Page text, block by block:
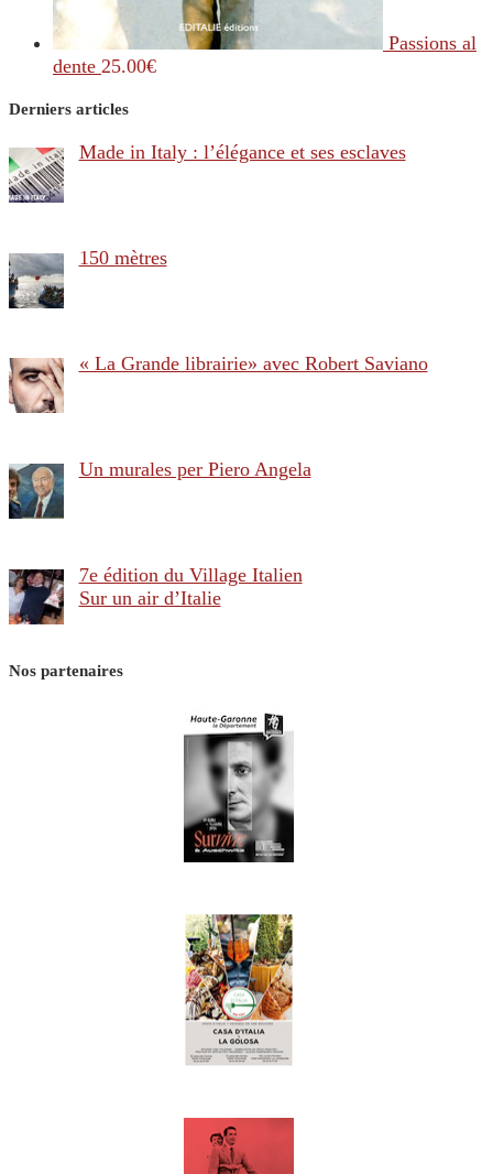
Passions al
dente 25.00€
Derniers articles
Made in Italy : l’élégance et ses esclaves
150 mètres
« La Grande librairie» avec Robert Saviano
Un murales per Piero Angela
7e édition du Village Italien
Sur un air d’Italie
Nos partenaires